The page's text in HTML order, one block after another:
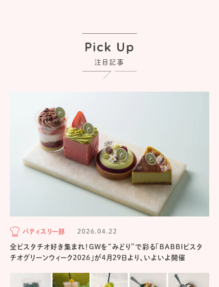
Pick Up
注目記事
パティスリー部 2026.04.22
全ピスタチオ好き集まれ！GWを“みどり”で彩る「BABBIピスタ
チオグリーンウィーク2026」が4月29日より、いよいよ開催